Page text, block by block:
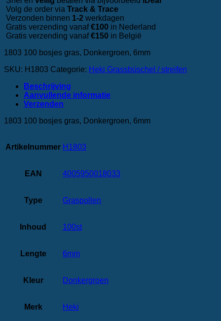
Volg de order via Track & Trace
Verzonden binnen 1-2 werkdagen
Gratis verzending vanaf€100 in Nederland
Gratis verzending vanaf€150 in België
1803 100 bosjes gras, Donkergroen, 6mm
SKU: H1803 Categorie: Heki Grassbüschel / streifen
Beschrijving
Aanvullende informatie
‎Verzenden
1803 100 bosjes gras, Donkergroen, 6mm
Artikelnummer H1803
EAN 4005950018033
Type Graspollen
Inhoud 100st
Lengte 6mm
Kleur Donkergroen
Merk Heki